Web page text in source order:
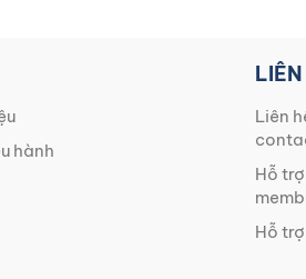
hành
LIÊN
Liên
Hỗ
Hỗ